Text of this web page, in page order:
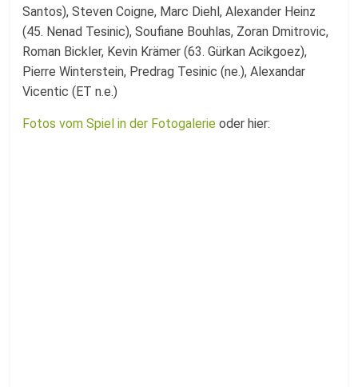
Santos), Steven Coigne, Marc Diehl, Alexander Heinz
(45. Nenad Tesinic), Soufiane Bouhlas, Zoran Dmitrovic,
Roman Bickler, Kevin Krämer (63. Gürkan Acikgoez),
Pierre Winterstein, Predrag Tesinic (ne.), Alexandar
Vicentic (ET n.e.)
Fotos vom Spiel in der Fotogalerie oder hier: